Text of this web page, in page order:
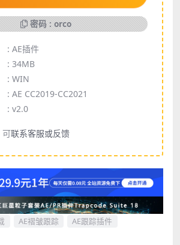
密码 : orco
: AE插件
: 34MB
: WIN
: AE CC2019-CC2021
: v2.0
可联系客服或反馈
AE褶皱跟踪
AE跟踪插件